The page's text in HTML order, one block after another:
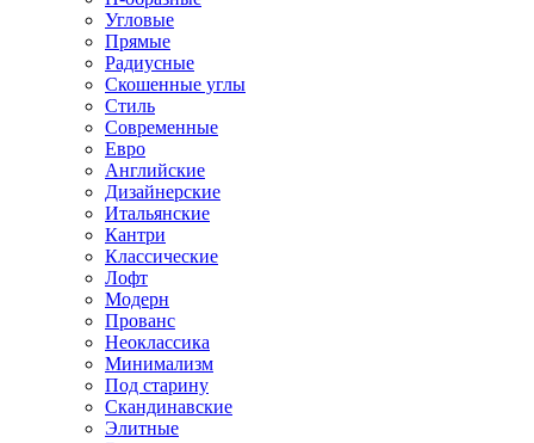
Угловые
Прямые
Радиусные
Скошенные углы
Стиль
Современные
Евро
Английские
Дизайнерские
Итальянские
Кантри
Классические
Лофт
Модерн
Прованс
Неоклассика
Минимализм
Под старину
Скандинавские
Элитные